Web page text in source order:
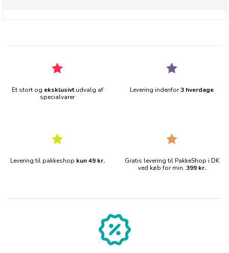
Et stort og eksklusivtudvalg af
specialvarer
Levering indenfor3 hverdage
Levering til pakkeshop kun 49 kr.
Gratis levering til PakkeShop i DK
ved køb for min. 399 kr.